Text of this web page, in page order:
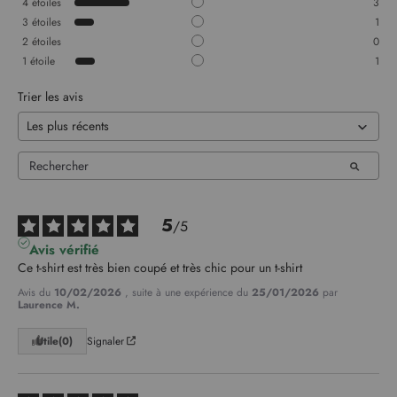
3 étoiles
1
2 étoiles
0
1 étoile 1
Trier les avis
5/5
Avis vérifié
Ce t-shirt est très bien coupé et très chic pour un t-shirt
Avis du 10/02/2026 , suite à une expérience du 25/01/2026 par
Laurence M.
Utile(0) Signaler